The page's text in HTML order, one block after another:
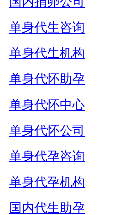
单身代生咨询
单身代生机构
单身代怀助孕
单身代怀中心
单身代怀公司
单身代孕咨询
单身代孕机构
国内代生助孕